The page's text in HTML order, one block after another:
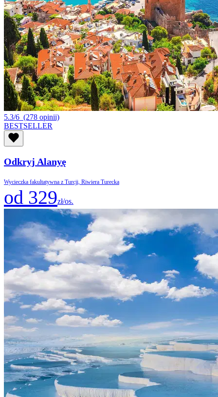
5.3/6 (278 opinii)
BESTSELLER
Odkryj Alanyę
Wycieczka fakultatywna z Turcji, Riwiera Turecka
od 329zł/os.